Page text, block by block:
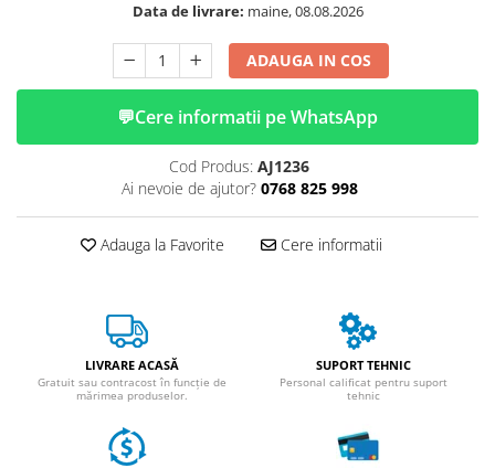
ACCESORII
Toate accesoriile la Triciclete
Masina Electrica Arora
Scutere Electrice
⬇ TIPURI
Data de livrare: maine, 08.08.2026
ADAUGA IN COS
💬Cere informatii pe WhatsApp
Cod Produs: AJ1236
Ai nevoie de ajutor? 0768 825 998
Adauga la Favorite Cere informatii
LIVRARE ACASĂ
Gratuit sau contracost în funcție de
mărimea produselor.
SUPORT TEHNIC
Personal calificat pentru suport
tehnic